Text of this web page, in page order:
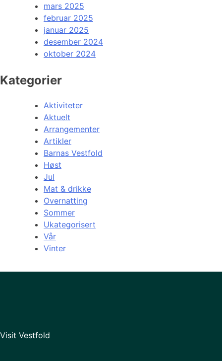
mars 2025
februar 2025
januar 2025
desember 2024
oktober 2024
Kategorier
Aktiviteter
Aktuelt
Arrangementer
Artikler
Barnas Vestfold
Høst
Jul
Mat & drikke
Overnatting
Sommer
Ukategorisert
Vår
Vinter
Visit Vestfold